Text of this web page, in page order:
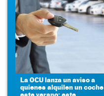
La OCU lanza un aviso a
quienes alquilen un coche
este verano: este